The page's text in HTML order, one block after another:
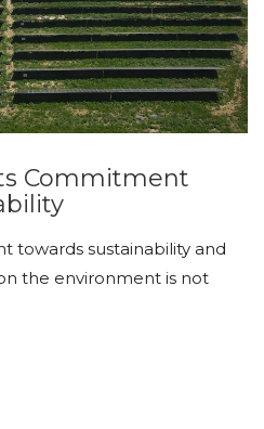
Commitment
towards sustainability and
the environment is not